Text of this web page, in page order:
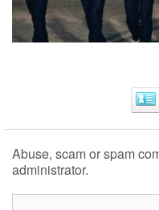
Abuse, scam or spam
administrator.